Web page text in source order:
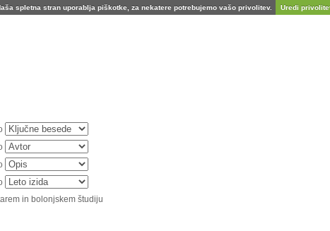
spletna stran uporablja piškotke, za nekatere potrebujemo vašo privolitev. Uredi
in bolonjskem študiju